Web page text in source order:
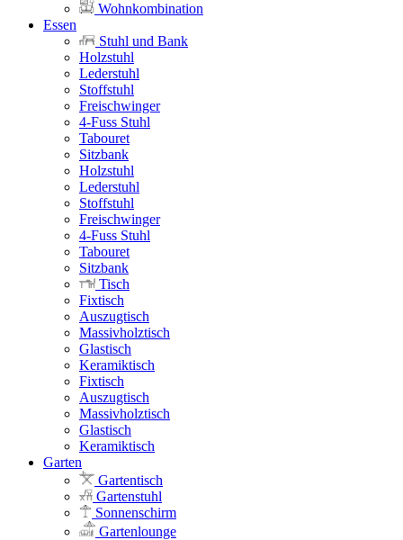
Wohnkombination
Essen
Stuhl und Bank
Holzstuhl
Lederstuhl
Stoffstuhl
Freischwinger
4-Fuss Stuhl
Tabouret
Sitzbank
Holzstuhl
Lederstuhl
Stoffstuhl
Freischwinger
4-Fuss Stuhl
Tabouret
Sitzbank
Tisch
Fixtisch
Auszugtisch
Massivholztisch
Glastisch
Keramiktisch
Fixtisch
Auszugtisch
Massivholztisch
Glastisch
Keramiktisch
Garten
Gartentisch
Gartenstuhl
Sonnenschirm
Gartenlounge